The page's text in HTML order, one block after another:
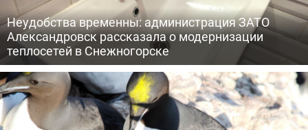
Неудобства временны: администрация ЗАТО
Александровск рассказала о модернизации
теплосетей в Снежногорске